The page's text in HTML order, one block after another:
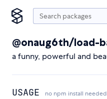
@onaug6th/load-
a funny, powerful and
USAGE no npm install